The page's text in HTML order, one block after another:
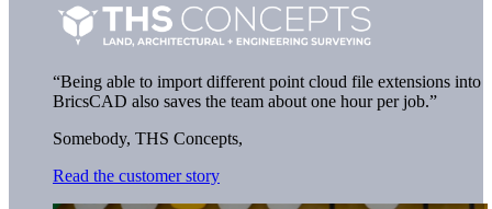
“Being able to import different point cloud file extensions into
BricsCAD also saves the team about one hour per job.”
Somebody, THS Concepts,
Read the customer story